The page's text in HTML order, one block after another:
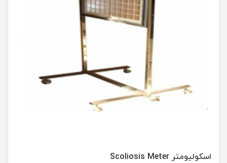
اسکولیومتر Scoliosis Meter